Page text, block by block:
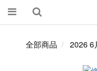
全部商品 2026 6